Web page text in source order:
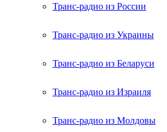
Транс-радио из России
Транс-радио из Украины
Транс-радио из Беларуси
Транс-радио из Израиля
Транс-радио из Молдовы